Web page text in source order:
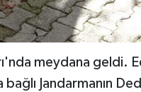
meydana geldi.
Jandarmanın